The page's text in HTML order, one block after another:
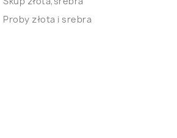
Proby złota i srebra